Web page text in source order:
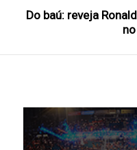
Do baú: reveja